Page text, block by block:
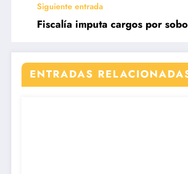
Siguiente entrada
Fiscalía imputa cargos por
ENTRADAS